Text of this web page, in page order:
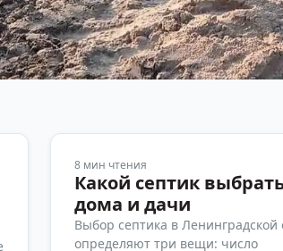
8 мин чтения
Какой септик
дома и дачи
Выбор септика в Ленинградской
определяют три вещи: число